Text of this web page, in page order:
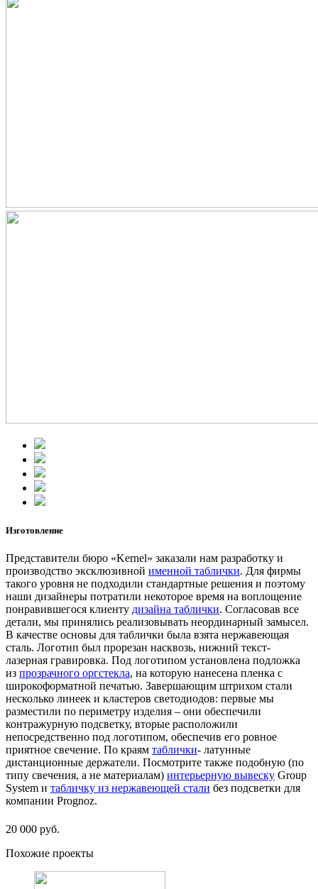
Изготовление
Представители бюро «Kernel» заказали нам разработку и
производство эксклюзивной именной таблички. Для фирмы
такого уровня не подходили стандартные решения и поэтому
наши дизайнеры потратили некоторое время на воплощение
понравившегося клиенту дизайна таблички. Согласовав все
детали, мы принялись реализовывать неординарный замысел.
В качестве основы для таблички была взята нержавеющая
сталь. Логотип был прорезан насквозь, нижний текст-
лазерная гравировка. Под логотипом установлена подложка
из прозрачного оргстекла, на которую нанесена пленка с
широкоформатной печатью. Завершающим штрихом стали
несколько линеек и кластеров светодиодов: первые мы
разместили по периметру изделия – они обеспечили
контражурную подсветку, вторые расположили
непосредственно под логотипом, обеспечив его ровное
приятное свечение. По краям таблички- латунные
дистанционные держатели. Посмотрите также подобную (по
типу свечения, а не материалам) интерьерную вывеску Group
System и табличку из нержавеющей стали без подсветки для
компании Prognoz.
20 000 руб.
Похожие проекты